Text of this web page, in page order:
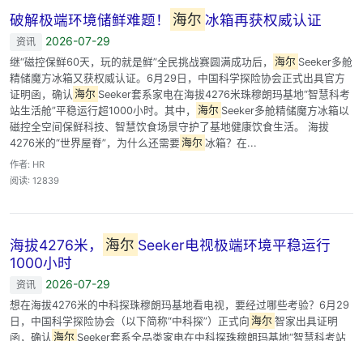
破解极端环境储鲜难题！ 海尔 冰箱再获权威认证
资讯 2026-07-29
继“磁控保鲜60天，玩的就是鲜”全民挑战赛圆满成功后， 海尔 Seeker多舱
精储魔方冰箱又获权威认证。6月29日，中国科学探险协会正式出具官方
证明函，确认 海尔 Seeker套系家电在海拔4276米珠穆朗玛基地“智慧科考
站生活舱”平稳运行超1000小时。其中，
海尔 Seeker多舱精储魔方冰箱以
磁控全空间保鲜科技、智慧饮食场景守护了基地健康饮食生活。 海拔
4276米的“世界屋脊”，为什么还需要 海尔 冰箱？在...
作者: HR
阅读: 12839
海拔4276米， 海尔 Seeker电视极端环境平稳运行
1000小时
资讯 2026-07-29
想在海拔4276米的中科探珠穆朗玛基地看电视，要经过哪些考验？6月29
日，中国科学探险协会（以下简称“中科探”）正式向 海尔 智家出具证明
函，确认 海尔 Seeker套系全品类家电在中科探珠穆朗玛基地“智慧科考站